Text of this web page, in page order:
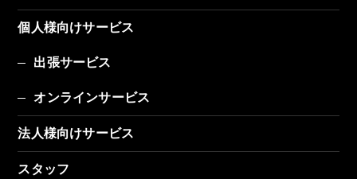
個人様向けサービス
出張サービス
オンラインサービス
法人様向けサービス
スタッフ